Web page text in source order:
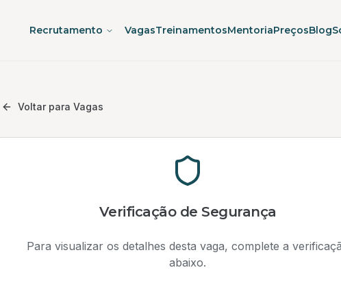
Recrutamento VagasTreinamentosMentoriaPreçosBlog
Voltar para Vagas
Verificação de Segurança
Para visualizar os detalhes desta vaga, complete a
abaixo.